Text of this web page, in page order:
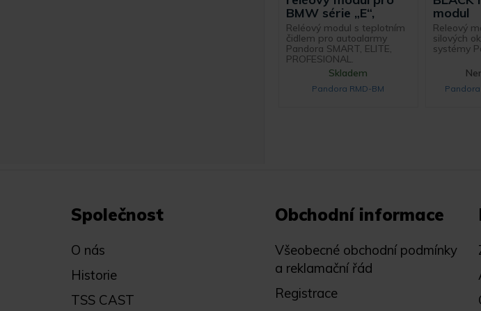
BMW série „E“,
Reléový modul s teplotním
čidlem pro autoalarmy
Pandora SMART, ELITE,
PROFESIONAL.
Skladem
Pandora RMD-BM
modul
Releový
silových
systémy
Pandora
Společnost
O nás
Historie
TSS CAST
Obchodní informace
Všeobecné obchodní podmínky
a reklamační řád
Registrace